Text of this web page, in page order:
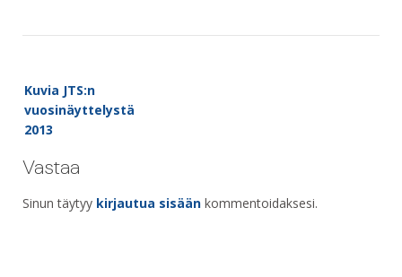
navigation
Kuvia JTS:n
vuosinäyttelystä
2013
Vastaa
Sinun täytyy kirjautua sisään kommentoidaksesi.